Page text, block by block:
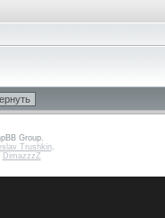
Group.
Trushkin.
DimazzzZ